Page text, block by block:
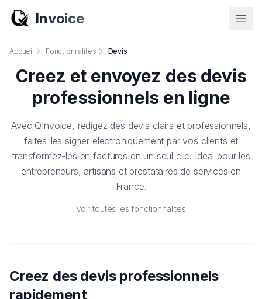
Invoice
Accueil Fonctionnalites Devis
Creez et envoyez des devis
professionnels en ligne
Avec QInvoice, redigez des devis clairs et professionnels,
faites-les signer electroniquement par vos clients et
transformez-les en factures en un seul clic. Ideal pour les
entrepreneurs, artisans et prestataires de services en
France.
Voir toutes les fonctionnalites
Creez des devis professionnels
rapidement